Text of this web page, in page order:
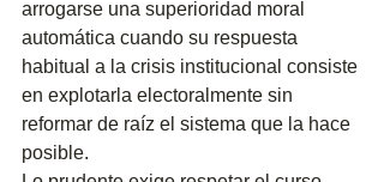
arrogarse una superioridad moral
automática cuando su respuesta
habitual a la crisis institucional consiste
en explotarla electoralmente sin
reformar de raíz el sistema que la hace
posible.